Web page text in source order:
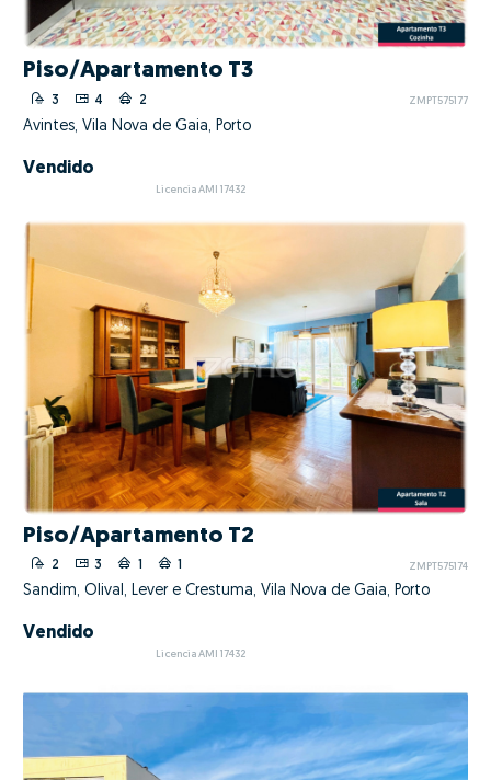
Piso/Apartamento T3
3 4 2 ZMPT575177
Avintes, Vila Nova de Gaia, Porto
Vendido
Licencia AMI 17432
Piso/Apartamento T2
2 3 1 1 ZMPT575174
Sandim, Olival, Lever e Crestuma, Vila Nova de Gaia, Porto
Vendido
Licencia AMI 17432